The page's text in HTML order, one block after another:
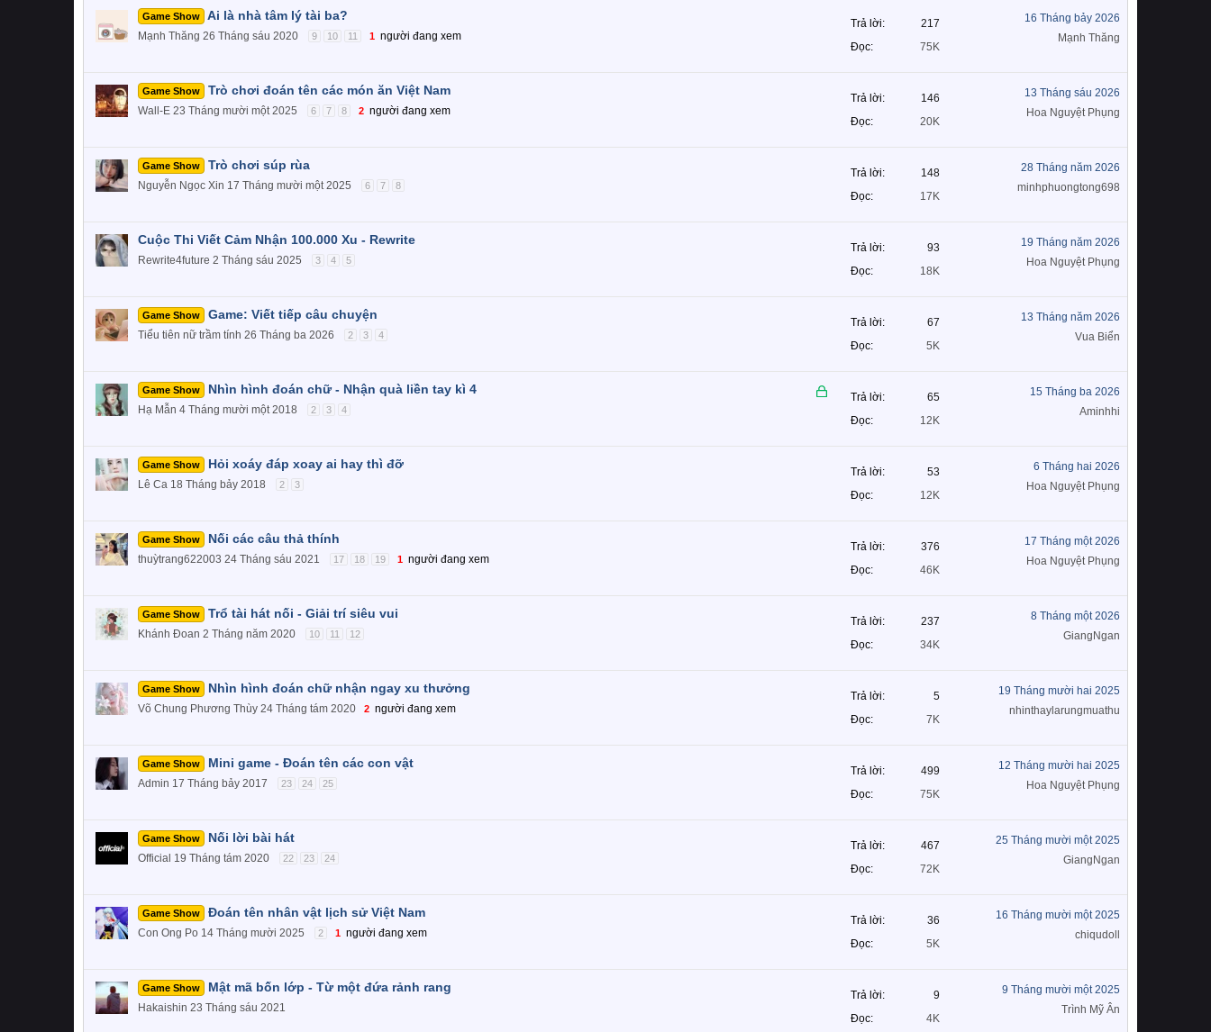
Game Show Ai là nhà tâm lý tài ba?
Mạnh Thăng 26 Tháng sáu 2020 9 10 11 1 người đang xem
Trả lời
217
Đọc
75K
16 Tháng bảy 2026
Mạnh Thăng
Game Show Trò chơi đoán tên các món ăn Việt Nam
Wall-E 23 Tháng mười một 2025 6 7 8 2 người đang xem
Trả lời
146
Đọc
20K
13 Tháng sáu 2026
Hoa Nguyệt Phụng
Game Show Trò chơi súp rùa
Nguyễn Ngọc Xin 17 Tháng mười một 2025 6 7 8
Trả lời
148
Đọc
17K
28 Tháng năm 2026
minhphuongtong698
Cuộc Thi Viết Cảm Nhận 100.000 Xu - Rewrite
Rewrite4future 2 Tháng sáu 2025 3 4 5
Trả lời
93
Đọc
18K
19 Tháng năm 2026
Hoa Nguyệt Phụng
Game Show Game: Viết tiếp câu chuyện
Tiểu tiên nữ trầm tính 26 Tháng ba 2026 2 3 4
Trả lời
67
Đọc
5K
13 Tháng năm 2026
Vua Biển
Đ
h
Game Show Nhìn hình đoán chữ - Nhận quà liền tay kì 4
Hạ Mẫn 4 Tháng mười một 2018 2 3 4
Trả lời
65
Đọc
12K
15 Tháng ba 2026
Aminhhi
Game Show Hỏi xoáy đáp xoay ai hay thì đỡ
Lê Ca 18 Tháng bảy 2018 2 3
Trả lời
53
Đọc
12K
6 Tháng hai 2026
Hoa Nguyệt Phụng
Game Show Nối các câu thả thính
thuỳtrang622003 24 Tháng sáu 2021 17 18 19 1 người đang xem
Trả lời
376
Đọc
46K
17 Tháng một 2026
Hoa Nguyệt Phụng
Game Show Trổ tài hát nối - Giải trí siêu vui
Khánh Đoan 2 Tháng năm 2020 10 11 12
Trả lời
237
Đọc
34K
8 Tháng một 2026
GiangNgan
Game Show Nhìn hình đoán chữ nhận ngay xu thưởng
Võ Chung Phương Thùy 24 Tháng tám 2020 2 người đang xem
Trả lời
5
Đọc
7K
19 Tháng mười hai 2025
nhinthaylarungmuathu
Game Show Mini game - Đoán tên các con vật
Admin 17 Tháng bảy 2017 23 24 25
Trả lời
499
Đọc
75K
12 Tháng mười hai 2025
Hoa Nguyệt Phụng
Game Show Nối lời bài hát
Official 19 Tháng tám 2020 22 23 24
Trả lời
467
Đọc
72K
25 Tháng mười một 2025
GiangNgan
Game Show Đoán tên nhân vật lịch sử Việt Nam
Con Ong Po 14 Tháng mười 2025 2 1 người đang xem
Trả lời
36
Đọc
5K
16 Tháng mười một 2025
chiqudoll
Game Show Mật mã bốn lớp - Từ một đứa rảnh rang
Hakaishin 23 Tháng sáu 2021
Trả lời
9
Đọc
4K
9 Tháng mười một 2025
Trình Mỹ Ân